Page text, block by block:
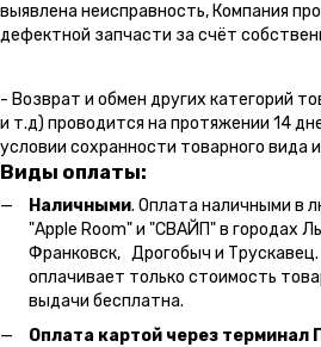
выявлена неисправность, Компания
дефектной запчасти за счёт
- Возврат и обмен других категорий
и т.д) проводится на протяжении 14
условии сохранности товарного вида
Виды оплаты:
Наличными. Оплата наличными в
"Apple Room" и "СВАЙП" в городах
Франковск, Дрогобыч и Трускавец.
оплачивает только стоимость
выдачи бесплатна.
Оплата картой через терминал